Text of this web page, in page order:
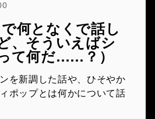
何となくで話し
、そういえばシ
て何だ……？）
を新調した話や、ひそやか
ポップとは何かについて話